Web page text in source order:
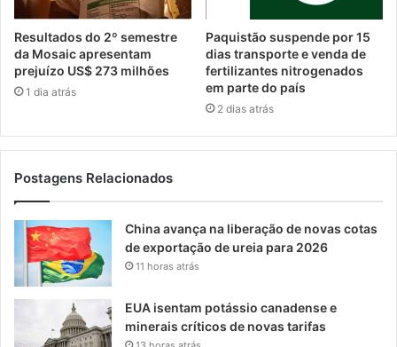
Resultados do 2º semestre
da Mosaic apresentam
prejuízo US$ 273 milhões
1 dia atrás
Paquistão suspende por 15
dias transporte e venda de
fertilizantes nitrogenados
em parte do país
2 dias atrás
Postagens Relacionados
China avança na liberação de novas cotas
de exportação de ureia para 2026
11 horas atrás
EUA isentam potássio canadense e
minerais críticos de novas tarifas